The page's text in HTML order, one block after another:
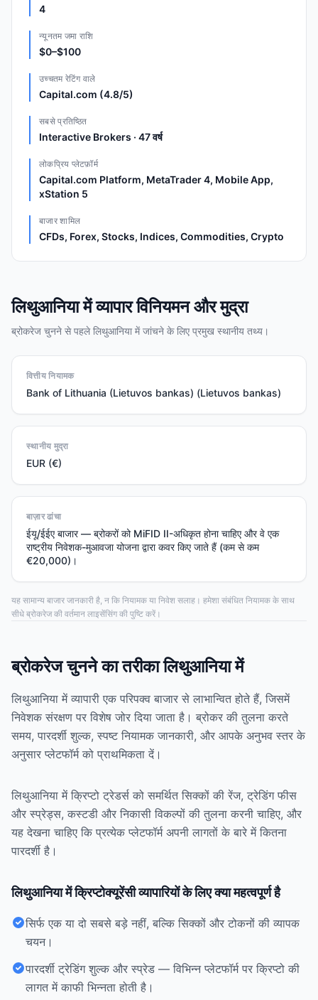
4
न्यूनतम जमा राशि
$0–$100
उच्चतम रेटिंग वाले
Capital.com (4.8/5)
सबसे प्रतिष्ठित
Interactive Brokers · 47 वर्ष
लोकप्रिय प्लेटफ़ॉर्म
Capital.com Platform, MetaTrader 4, Mobile App,
xStation 5
बाजार शामिल
CFDs, Forex, Stocks, Indices, Commodities, Crypto
लिथुआनिया में व्यापार विनियमन और मुद्रा
ब्रोकरेज चुनने से पहले लिथुआनिया में जांचने के लिए प्रमुख स्थानीय तथ्य।
वित्तीय नियामक
Bank of Lithuania (Lietuvos bankas) (Lietuvos bankas)
स्थानीय मुद्रा
EUR (€)
बाज़ार ढांचा
ईयू/ईईए बाजार — ब्रोकरों को MiFID II-अधिकृत होना चाहिए और वे एक
राष्ट्रीय निवेशक-मुआवजा योजना द्वारा कवर किए जाते हैं (कम से कम
€20,000)।
यह सामान्य बाजार जानकारी है, न कि नियामक या निवेश सलाह। हमेशा संबंधित नियामक के साथ
सीधे ब्रोकरेज की वर्तमान लाइसेंसिंग की पुष्टि करें।
ब्रोकरेज चुनने का तरीका लिथुआनिया में
लिथुआनिया में व्यापारी एक परिपक्व बाजार से लाभान्वित होते हैं, जिसमें
निवेशक संरक्षण पर विशेष जोर दिया जाता है। ब्रोकर की तुलना करते
समय, पारदर्शी शुल्क, स्पष्ट नियामक जानकारी, और आपके अनुभव स्तर के
अनुसार प्लेटफॉर्म को प्राथमिकता दें।
लिथुआनिया में क्रिप्टो ट्रेडर्स को समर्थित सिक्कों की रेंज, ट्रेडिंग फीस
और स्प्रेड्स, कस्टडी और निकासी विकल्पों की तुलना करनी चाहिए, और
यह देखना चाहिए कि प्रत्येक प्लेटफॉर्म अपनी लागतों के बारे में कितना
पारदर्शी है।
लिथुआनिया में क्रिप्टोक्यूरेंसी व्यापारियों के लिए क्या महत्वपूर्ण है
सिर्फ एक या दो सबसे बड़े नहीं, बल्कि सिक्कों और टोकनों की व्यापक
चयन।
पारदर्शी ट्रेडिंग शुल्क और स्प्रेड — विभिन्न प्लेटफॉर्म पर क्रिप्टो की
लागत में काफी भिन्नता होती है।